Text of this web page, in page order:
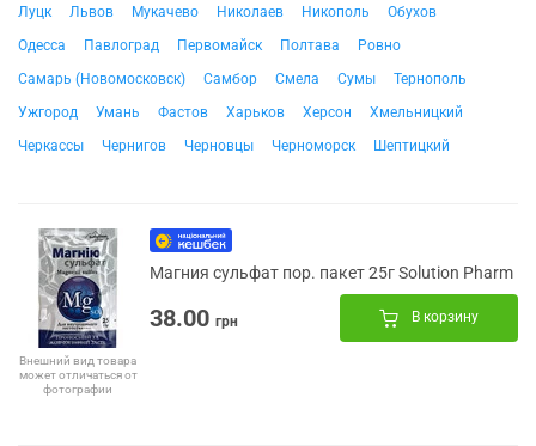
Луцк
Львов Мукачево Николаев Никополь
Обухов
Одесса
Павлоград Первомайск Полтава
Ровно
Самарь (Новомосковск)
Самбор Смела Сумы
Тернополь
Ужгород
Умань Фастов Харьков Херсон
Хмельницкий
Черкассы
Чернигов Черновцы Черноморск Шептицкий
Внешний вид товара
может отличаться от
фотографии
Магния сульфат пор. пакет 25г Solution Pharm
38.00 грн В корзину